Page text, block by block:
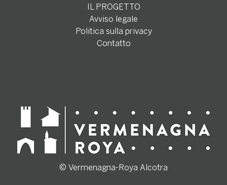
IL PROGETTO
Avviso legale
Politica sulla privacy
Contatto
© Vermenagna-Roya Alcotra